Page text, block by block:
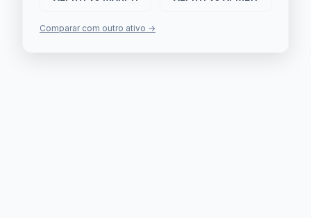
Comparar com outro ativo →